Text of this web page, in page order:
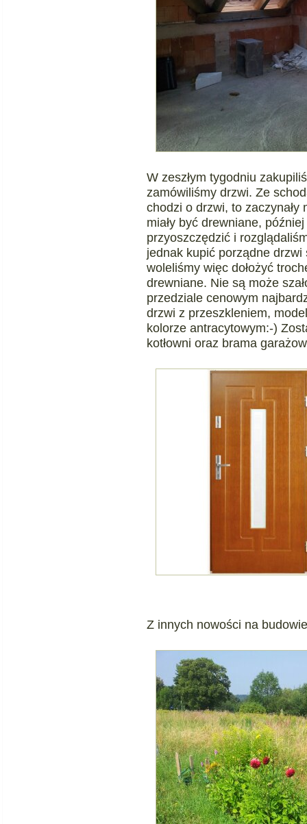
W zeszłym tygodniu
zamówiliśmy drzwi. Ze
chodzi o drzwi, to
miały być drewniane,
przyoszczędzić i
jednak kupić porządne
woleliśmy więc dołożyć
drewniane. Nie są może
przedziale cenowym
drzwi z przeszkleniem,
kolorze antracytowym:-)
kotłowni oraz brama
Z innych nowości na